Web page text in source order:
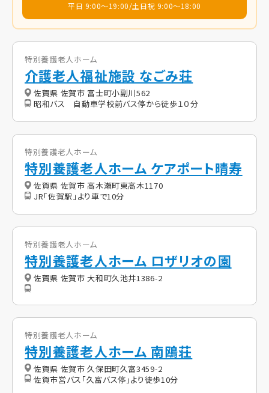
平日 9:00～19:00/土日祝 9:00～18:00
特別養護老人ホーム
介護老人福祉施設 なごみ荘
佐賀県 佐賀市 富士町小副川562
昭和バス 自動車学校前バス停から徒歩１０分
特別養護老人ホーム
特別養護老人ホーム ケアポート晴寿
佐賀県 佐賀市 高木瀬町東高木1170
JR「佐賀駅」より車で10分
特別養護老人ホーム
特別養護老人ホーム ロザリオの園
佐賀県 佐賀市 大和町久池井1386-2
特別養護老人ホーム
特別養護老人ホーム 南鴎荘
佐賀県 佐賀市 久保田町久富3459-2
佐賀市営バス「久富バス停」より徒歩10分